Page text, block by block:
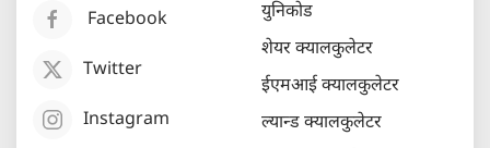
Facebook
Twitter
Instagram
युनिकोड
शेयर क्यालकुलेटर
ईएमआई क्यालकुलेटर
ल्यान्ड क्यालकुलेटर